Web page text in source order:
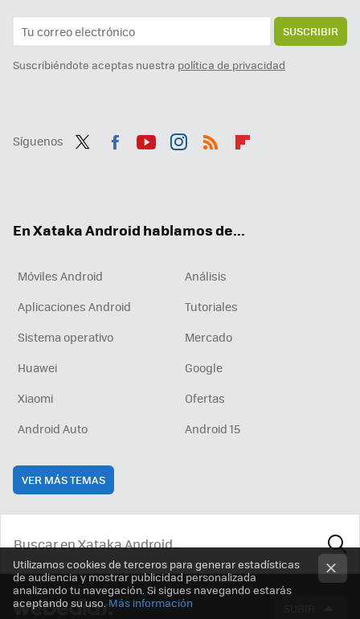
SUSCRIBIR
Suscribiéndote aceptas nuestra política de privacidad
Síguenos
En Xataka Android hablamos de...
Móviles Android
Análisis
Aplicaciones Android
Tutoriales
Sistema operativo
Mercado
Huawei
Google
Xiaomi
Ofertas
Android Auto
Android 15
VER MÁS TEMAS
Utilizamos cookies de terceros para generar estadísticas
de audiencia y mostrar publicidad personalizada
analizando tu navegación. Si sigues navegando estarás
aceptando su uso. Más información